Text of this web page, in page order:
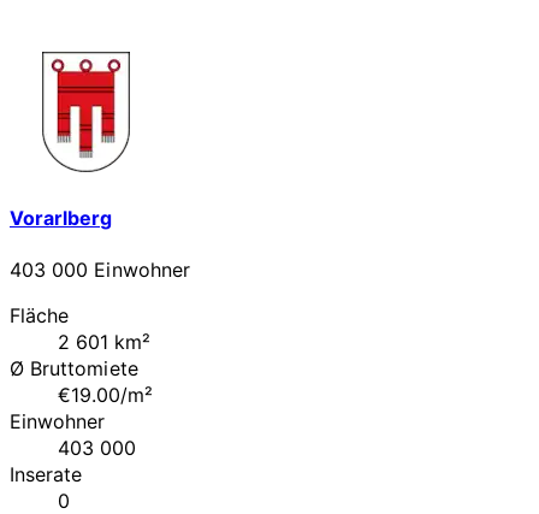
Vorarlberg
403 000 Einwohner
Fläche
2 601 km²
Ø Bruttomiete
€19.00/m²
Einwohner
403 000
Inserate
0